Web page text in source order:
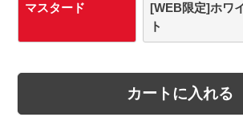
マスタード
[WEB限定]ホワ
ト
カートに入れる